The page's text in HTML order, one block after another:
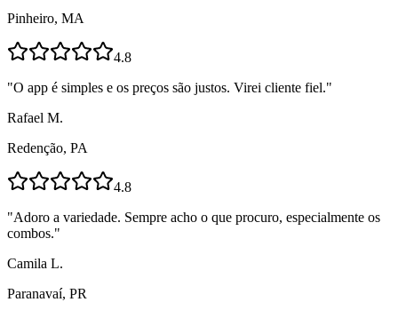
Pinheiro, MA
4.8
"O app é simples e os preços são justos. Virei cliente fiel."
Rafael M.
Redenção, PA
4.8
"Adoro a variedade. Sempre acho o que procuro, especialmente os
combos."
Camila L.
Paranavaí, PR